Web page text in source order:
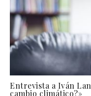
Entrevista a Iván
cambio climático?»